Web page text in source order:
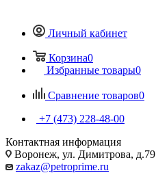
Личный кабинет
Корзина0
Избранные товары0
Сравнение товаров0
+7 (473) 228-48-00
Контактная информация
Воронеж, ул. Димитрова, д.79
zakaz@petroprime.ru